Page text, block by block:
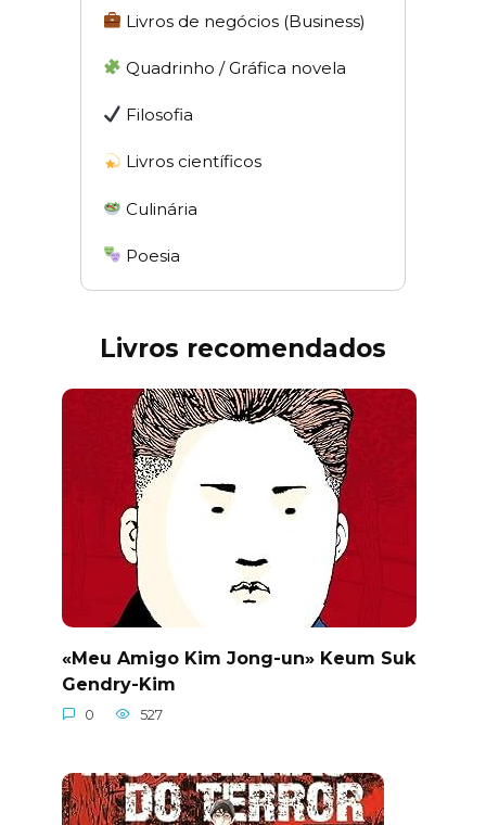
Livros de negócios (Business)
Quadrinho / Gráfica novela
Filosofia
Livros científicos
Culinária
Poesia
Livros recomendados
«Meu Amigo Kim Jong-un» Keum Suk
Gendry-Kim
0 527